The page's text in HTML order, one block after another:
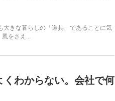
きな暮らしの「道具」であることに気
をさえ...
わからない。会社で何